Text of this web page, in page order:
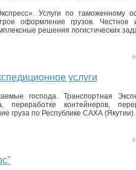
Услуги по таможенному
оформление грузов.
решения логистических
услуги
господа. Транспортная
переработке контейнеров,
груза по Республике САХА